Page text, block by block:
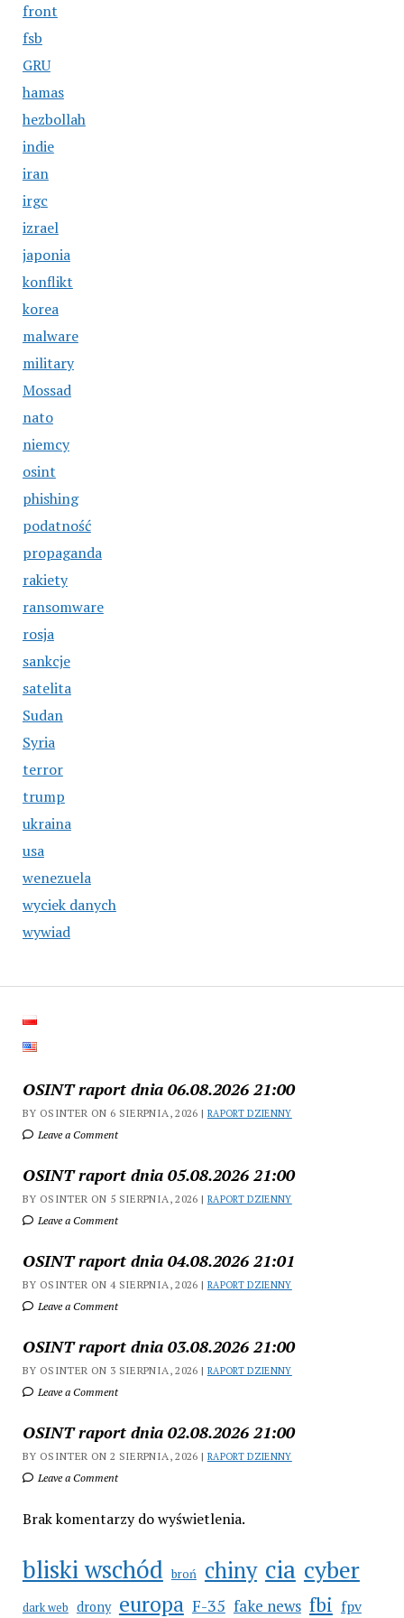
front
fsb
GRU
hamas
hezbollah
indie
iran
irgc
izrael
japonia
konflikt
korea
malware
military
Mossad
nato
niemcy
osint
phishing
podatność
propaganda
rakiety
ransomware
rosja
sankcje
satelita
Sudan
Syria
terror
trump
ukraina
usa
wenezuela
wyciek danych
wywiad
OSINT raport dnia 06.08.2026 21:00
BY OSINTER ON 6 SIERPNIA, 2026 | RAPORT DZIENNY
Leave a Comment
OSINT raport dnia 05.08.2026 21:00
BY OSINTER ON 5 SIERPNIA, 2026 | RAPORT DZIENNY
Leave a Comment
OSINT raport dnia 04.08.2026 21:01
BY OSINTER ON 4 SIERPNIA, 2026 | RAPORT DZIENNY
Leave a Comment
OSINT raport dnia 03.08.2026 21:00
BY OSINTER ON 3 SIERPNIA, 2026 | RAPORT DZIENNY
Leave a Comment
OSINT raport dnia 02.08.2026 21:00
BY OSINTER ON 2 SIERPNIA, 2026 | RAPORT DZIENNY
Leave a Comment
Brak komentarzy do wyświetlenia.
bliski wschód broń chiny cia cyber
dark web drony europa F-35 fake news fbi fpv